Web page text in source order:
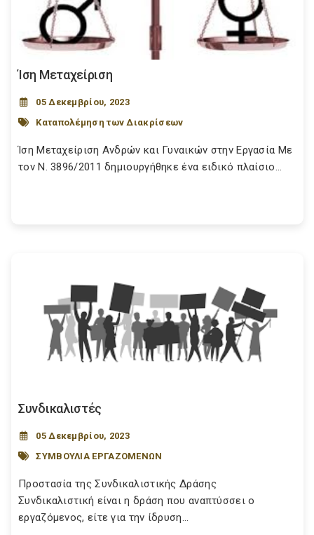
Ίση Μεταχείριση
05 Δεκεμβρίου, 2023
Καταπολέμηση των Διακρίσεων
Ίση Μεταχείριση Ανδρών και Γυναικών στην Εργασία Με
τον Ν. 3896/2011 δημιουργήθηκε ένα ειδικό πλαίσιο...
Συνδικαλιστές
05 Δεκεμβρίου, 2023
ΣΥΜΒΟΥΛΙΑ ΕΡΓΑΖΟΜΕΝΩΝ
Προστασία της Συνδικαλιστικής Δράσης
Συνδικαλιστική είναι η δράση που αναπτύσσει ο
εργαζόμενος, είτε για την ίδρυση...